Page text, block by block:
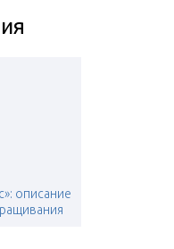
описание